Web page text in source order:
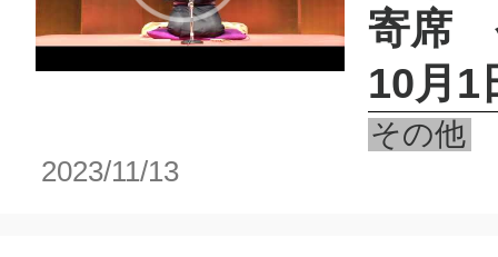
寄席
10月1
その他
2023/11/13